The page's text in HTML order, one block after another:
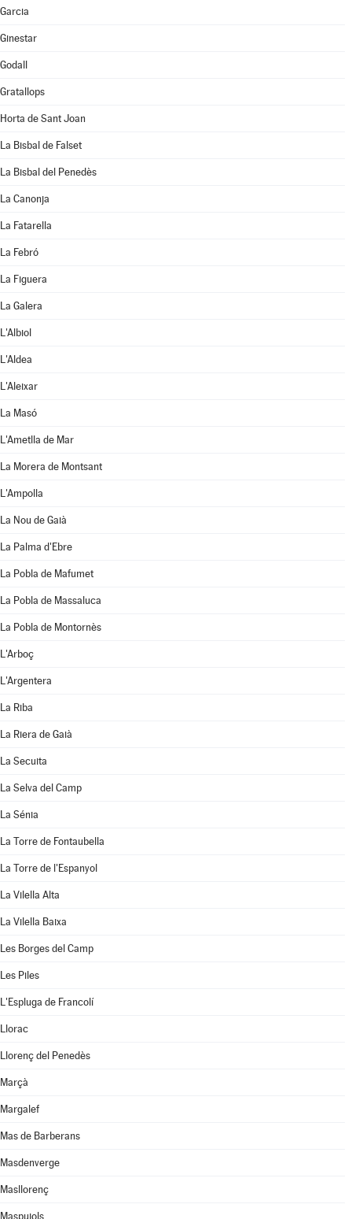
Garcia
Ginestar
Godall
Gratallops
Horta de Sant Joan
La Bisbal de Falset
La Bisbal del Penedès
La Canonja
La Fatarella
La Febró
La Figuera
La Galera
L'Albiol
L'Aldea
L'Aleixar
La Masó
L'Ametlla de Mar
La Morera de Montsant
L'Ampolla
La Nou de Gaià
La Palma d'Ebre
La Pobla de Mafumet
La Pobla de Massaluca
La Pobla de Montornès
L'Arboç
L'Argentera
La Riba
La Riera de Gaià
La Secuita
La Selva del Camp
La Sénia
La Torre de Fontaubella
La Torre de l'Espanyol
La Vilella Alta
La Vilella Baixa
Les Borges del Camp
Les Piles
L'Espluga de Francolí
Llorac
Llorenç del Penedès
Marçà
Margalef
Mas de Barberans
Masdenverge
Masllorenç
Maspujols